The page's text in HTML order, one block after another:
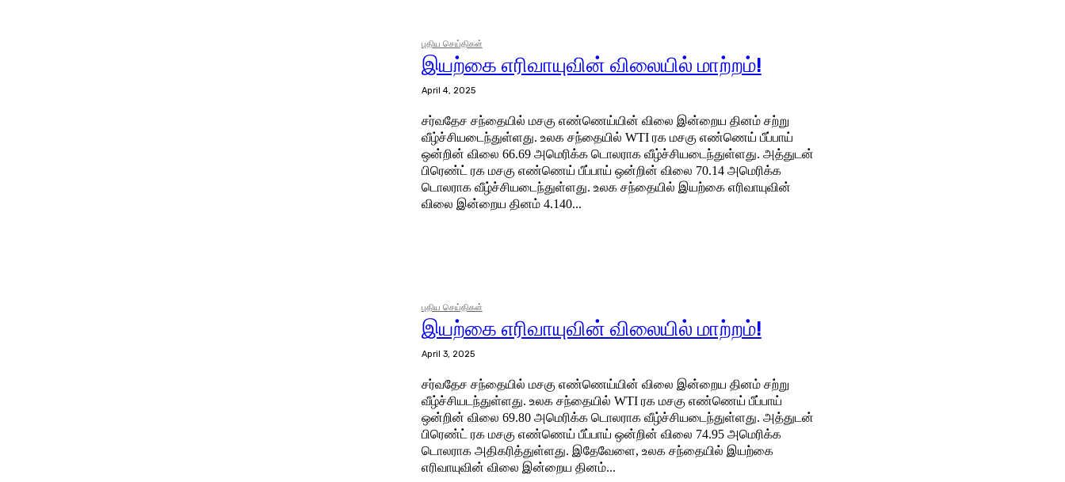
புதிய செய்திகள்
இயற்கை எரிவாயுவின் விலையில் மாற்றம்!
April 4, 2025
சர்வதேச சந்தையில் மசகு எண்ணெய்யின் விலை இன்றைய தினம் சற்று
வீழ்ச்சியடைந்துள்ளது. உலக சந்தையில் WTI ரக மசகு எண்ணெய் பீப்பாய்
ஒன்றின் விலை 66.69 அமெரிக்க டொலராக வீழ்ச்சியடைந்துள்ளது. அத்துடன்
பிரெண்ட் ரக மசகு எண்ணெய் பீப்பாய் ஒன்றின் விலை 70.14 அமெரிக்க
டொலராக வீழ்ச்சியடைந்துள்ளது. உலக சந்தையில் இயற்கை எரிவாயுவின்
விலை இன்றைய தினம் 4.140...
புதிய செய்திகள்
இயற்கை எரிவாயுவின் விலையில் மாற்றம்!
April 3, 2025
சர்வதேச சந்தையில் மசகு எண்ணெய்யின் விலை இன்றைய தினம் சற்று
வீழ்ச்சியடந்துள்ளது. உலக சந்தையில் WTI ரக மசகு எண்ணெய் பீப்பாய்
ஒன்றின் விலை 69.80 அமெரிக்க டொலராக வீழ்ச்சியடைந்துள்ளது. அத்துடன்
பிரெண்ட் ரக மசகு எண்ணெய் பீப்பாய் ஒன்றின் விலை 74.95 அமெரிக்க
டொலராக அதிகரித்துள்ளது. இதேவேளை, உலக சந்தையில் இயற்கை
எரிவாயுவின் விலை இன்றைய தினம்...